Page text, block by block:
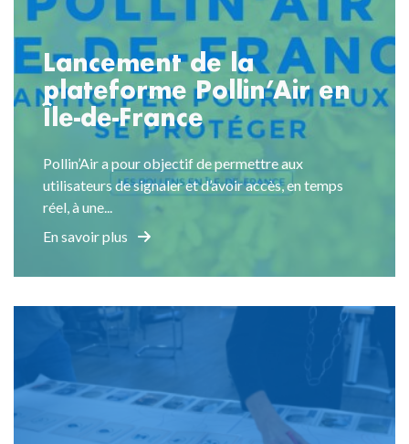
Lancement de la
plateforme Pollin’Air en
Île-de-France
Pollin’Air a pour objectif de permettre aux
utilisateurs de signaler et d’avoir accès, en temps
réel, à une...
En savoir plus